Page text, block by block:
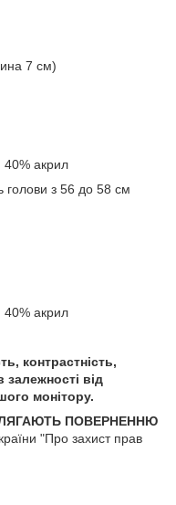
7 см)
40% акрил
голови з 56 до 58 см
40% акрил
контрастність,
залежності від
монітору.
ПОВЕРНЕННЮ
"Про захист прав